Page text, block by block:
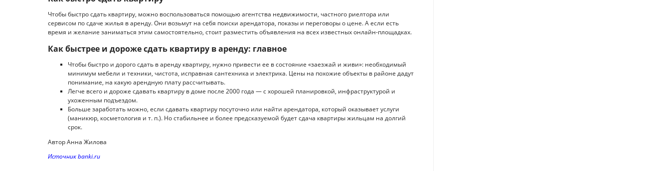
Чтобы быстро сдать квартиру, можно воспользоваться помощью агентства недвижимости, частного риелтора или
сервисом по сдаче жилья в аренду. Они возьмут на себя поиски арендатора, показы и переговоры о цене. А если есть
время и желание заниматься этим самостоятельно, стоит разместить объявления на всех известных онлайн-площадках.
Как быстрее и дороже сдать квартиру в аренду: главное
Чтобы быстро и дорого сдать в аренду квартиру, нужно привести ее в состояние «заезжай и живи»: необходимый
минимум мебели и техники, чистота, исправная сантехника и электрика. Цены на похожие объекты в районе дадут
понимание, на какую арендную плату рассчитывать.
Легче всего и дороже сдавать квартиру в доме после 2000 года — с хорошей планировкой, инфраструктурой и
ухоженным подъездом.
Больше заработать можно, если сдавать квартиру посуточно или найти арендатора, который оказывает услуги
(маникюр, косметология и т. п.). Но стабильнее и более предсказуемой будет сдача квартиры жильцам на долгий
срок.
Автор Анна Жилова
Источник banki.ru